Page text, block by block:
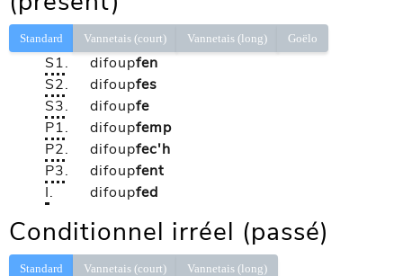
Standard Vannetais (court) Vannetais (long) Goëlo
S1. difoupfen
S2. difoupfes
S3. difoupfe
P1. difoupfemp
P2. difoupfec'h
P3. difoupfent
I. difoupfed
Conditionnel irréel (passé)
Standard Vannetais (court) Vannetais (long)